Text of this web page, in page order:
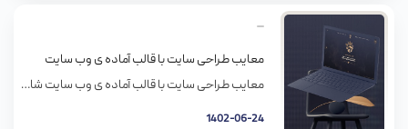
معایب طراحی سایت با قالب آماده ی وب سایت
معایب طراحی سایت با قالب آماده ی وب سایت شاید برای شما هم این اتفاق پیش اومده باشه که بخواید برای کم کردن هزینه هاتون در ابتدای کار از قالب های آماده استفاده کنید. خیلی از وب سایت ها برای طراحی سایت قالب های آماده ی ارزون و یا رایگان ارائه میدن، ممکنه بهتون قول […]
1402-06-24